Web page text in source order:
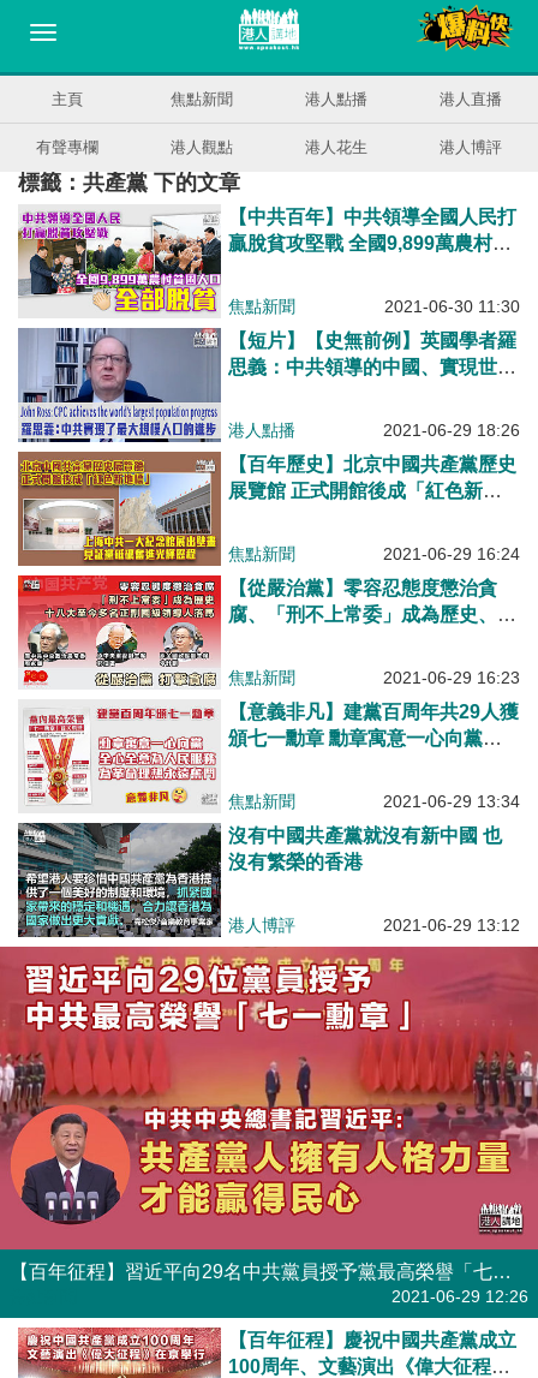
主頁 焦點新聞 港人點播 港人直播
有聲專欄 港人觀點 港人花生 港人博評
標籤：共產黨 下的文章
【中共百年】中共領導全國人民打
贏脫貧攻堅戰 全國9,899萬農村貧
焦點新聞 2021-06-30 11:30
【短片】【史無前例】英國學者羅
思義：中共領導的中國、實現世界
John Ross: CPC achieves the
progress
港人點播 2021-06-29 18:26
【百年歷史】北京中國共產黨歷史
展覽館 正式開館後成「紅色新地
焦點新聞 2021-06-29 16:24
【從嚴治黨】零容忍態度懲治貪
腐、「刑不上常委」成為歷史、十
焦點新聞 2021-06-29 16:23
【意義非凡】建黨百周年共29人獲
頒七一勳章 勳章寓意一心向黨、
永遠奮鬥
焦點新聞 2021-06-29 13:34
沒有中國共產黨就沒有新中國 也
沒有繁榮的香港
港人博評 2021-06-29 13:12
【百年征程】習近平向29名中共黨員授予黨最高榮譽「七一勳章」： 共產黨人擁有人格力量、才能贏得民心
2021-06-29 12:26
【百年征程】慶祝中國共產黨成立
100周年、文藝演出《偉大征程》